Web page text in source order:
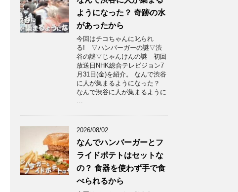
ようになった？ 奇跡の水
があったから
今回はチコちゃんに叱られ
る! ▽ハンバーガーの謎▽渋
谷の謎▽じゃんけんの謎 初回
放送日NHK総合テレビジョン7
月31日(金)を紹介。 なんで渋谷
に人が集まるようになった？
なんで渋谷に人が集まるように
…
2026/08/02
なんでハンバーガーとフ
ライドポテトはセットな
の？ 食器を使わず手で食
べられるから